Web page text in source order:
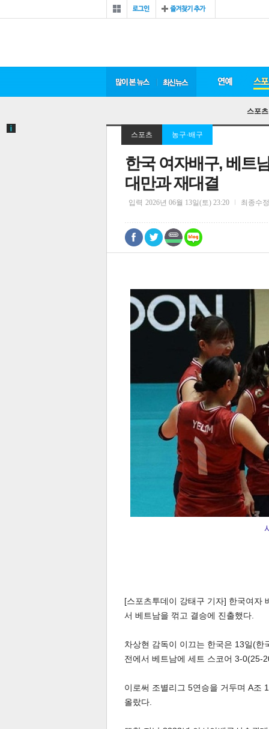
로그 즐겨찾기
최신 뉴스 연예 스
스포
스포츠 농구·배구
한국 여자배구, 베트
대만과 재대결
입력 2026년 06월 13일(토) 23:20 최종수정
0
[스포츠투데이 강태구 기자] 한국여자
서 베트남을 꺾고 결승에 진출했다.
차상현 감독이 이끄는 한국은 13일(
전에서 베트남에 세트 스코어 3-0(25-
이로써 조별리그 5연승을 거두며 A조
올랐다.